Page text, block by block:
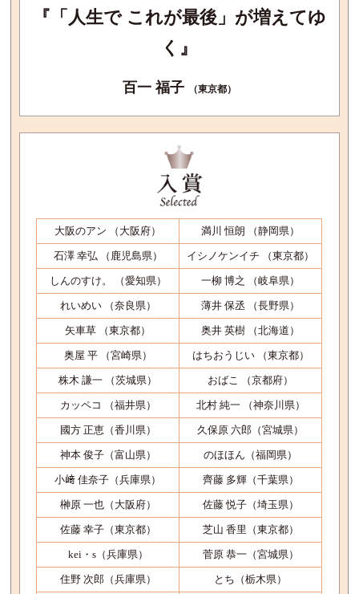
『「人生で これが最後」が増えてゆ
く』
百一 福子 （東京都）
大阪のアン （大阪府） 満川 恒朗 （静岡県）
石澤 幸弘 （鹿児島県） イシノケンイチ （東京都）
しんのすけ。 （愛知県） 一柳 博之 （岐阜県）
れいめい （奈良県） 薄井 保丞 （長野県）
矢車草 （東京都） 奥井 英樹 （北海道）
奥屋 平 （宮崎県） はちおうじい （東京都）
株木 謙一 （茨城県） おばこ （京都府）
カッペコ （福井県） 北村 純一 （神奈川県）
國方 正恵（香川県） 久保原 六郎（宮城県）
神本 俊子（富山県） のほほん（福岡県）
小﨑 佳奈子（兵庫県） 齊藤 多輝（千葉県）
榊原 一也（大阪府） 佐藤 悦子（埼玉県）
佐藤 幸子（東京都） 芝山 香里（東京都）
kei・s（兵庫県） 菅原 恭一（宮城県）
住野 次郎（兵庫県） とち（栃木県）